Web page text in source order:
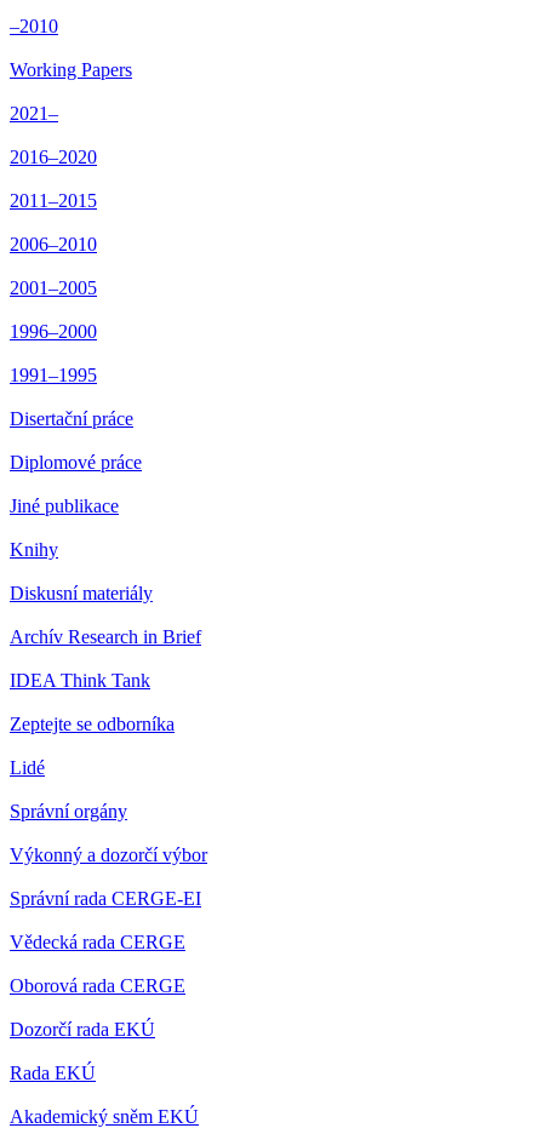
–2010
Working Papers
2021–
2016–2020
2011–2015
2006–2010
2001–2005
1996–2000
1991–1995
Disertační práce
Diplomové práce
Jiné publikace
Knihy
Diskusní materiály
Archív Research in Brief
IDEA Think Tank
Zeptejte se odborníka
Lidé
Správní orgány
Výkonný a dozorčí výbor
Správní rada CERGE-EI
Vědecká rada CERGE
Oborová rada CERGE
Dozorčí rada EKÚ
Rada EKÚ
Akademický sněm EKÚ